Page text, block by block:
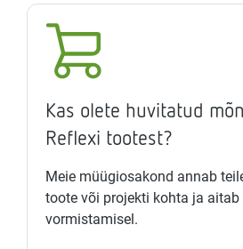
Kas olete huvitatud
Reflexi tootest?
Meie müügiosakond annab
toote või projekti kohta ja
vormistamisel.